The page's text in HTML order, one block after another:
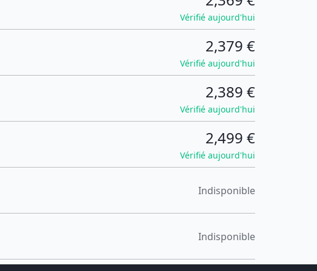
Vérifié aujourd'hui
2,379 €
Vérifié aujourd'hui
2,389 €
Vérifié aujourd'hui
2,499 €
Vérifié aujourd'hui
Indisponible
Indisponible